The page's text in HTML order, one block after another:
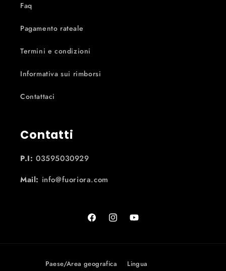
Faq
Pagamento rateale
Termini e condizioni
Informativa sui rimborsi
Contattaci
Contatti
P.I: 03595030929
Mail: info@fuoriora.com
FacebookInstagramYouTube
Paese/Area geografica Lingua